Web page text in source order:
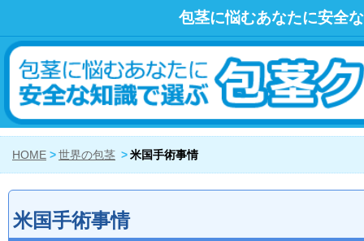
包茎に悩むあなたに安全
HOME 世界の包茎 米国手術事情
米国手術事情